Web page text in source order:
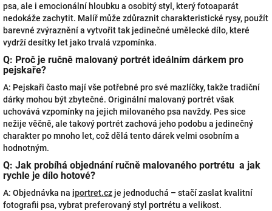
psa, ale i emocionální hloubku a osobitý styl, který fotoaparát
nedokáže zachytit. Malíř může zdůraznit charakteristické rysy, použít
barevné zvýraznění a vytvořit tak jedinečné umělecké dílo, které
vydrží desítky let jako trvalá vzpomínka.
Q: Proč je ručně malovaný portrét ideálním dárkem pro
pejskaře?
A: Pejskaři často mají vše potřebné pro své mazlíčky, takže tradiční
dárky mohou být zbytečné. Originální malovaný portrét však
uchovává vzpomínky na jejich milovaného psa navždy. Pes sice
nežije věčně, ale takový portrét zachová jeho podobu a jedinečný
charakter po mnoho let, což dělá tento dárek velmi osobním a
hodnotným.
Q: Jak probíhá objednání ručně malovaného portrétu a jak
rychle je dílo hotové?
A: Objednávka na iportret.cz je jednoduchá – stačí zaslat kvalitní
fotografii psa, vybrat preferovaný styl portrétu a velikost.